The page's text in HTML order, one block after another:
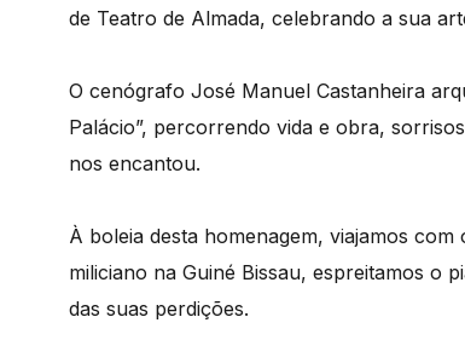
de Teatro de Almada, celebrando a sua
O cenógrafo José Manuel Castanheira
Palácio”, percorrendo vida e obra,
nos encantou.
À boleia desta homenagem, viajamos
miliciano na Guiné Bissau, espreitamos o
das suas perdições.